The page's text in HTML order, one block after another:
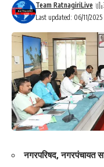
Last updated: 06/11/
Team RatnagiriLive
नगरपरिषद, नगरपंचायत